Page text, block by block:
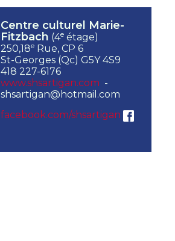
Centre culturel Marie-
Fitzbach (4e étage)
250,18e Rue, CP 6
St-Georges (Qc) G5Y 4S9
418 227-6176
www.shsartigan.com -
shsartigan@hotmail.com
facebook.com/shsartigan